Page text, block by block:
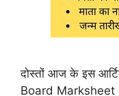
दोस्तों आज के इस
Board